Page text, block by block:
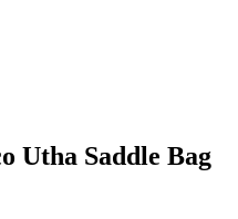
Utha Saddle Bag